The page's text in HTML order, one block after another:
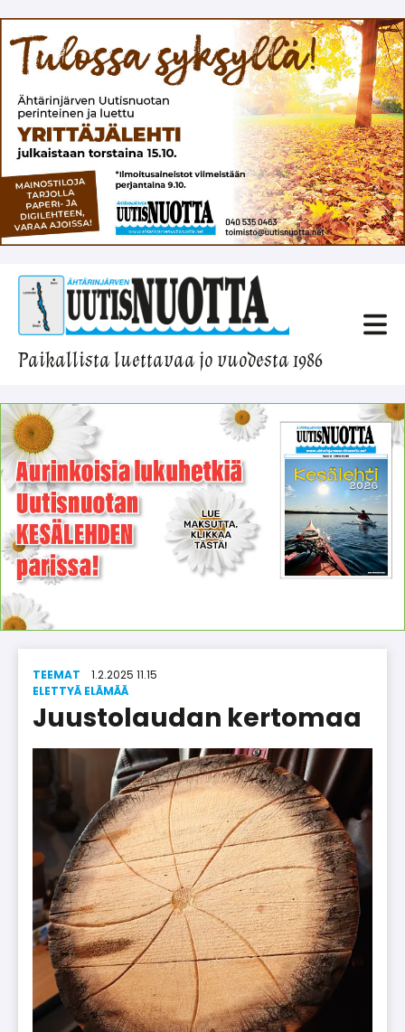
Paikallista luettavaa jo vuodesta 1986
TEEMAT
1.2.2025 11.15
ELET­TYÄ ELÄ­MÄÄ
Juustolaudan kertomaa